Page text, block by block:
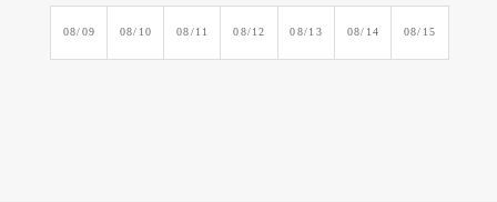
08/09 08/10 08/11 08/12 08/13 08/14 08/15